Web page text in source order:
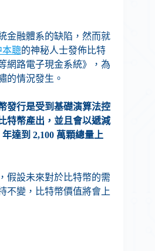
金融體系的缺陷，然而就
本聰的神秘人士發佈比特
網路電子現金系統》，為
的情況發生。
發行是受到基礎演算法控
特幣產出，並且會以遞減
達到 2,100 萬顆總量上
假設未來對於比特幣的需
不變，比特幣價值將會上